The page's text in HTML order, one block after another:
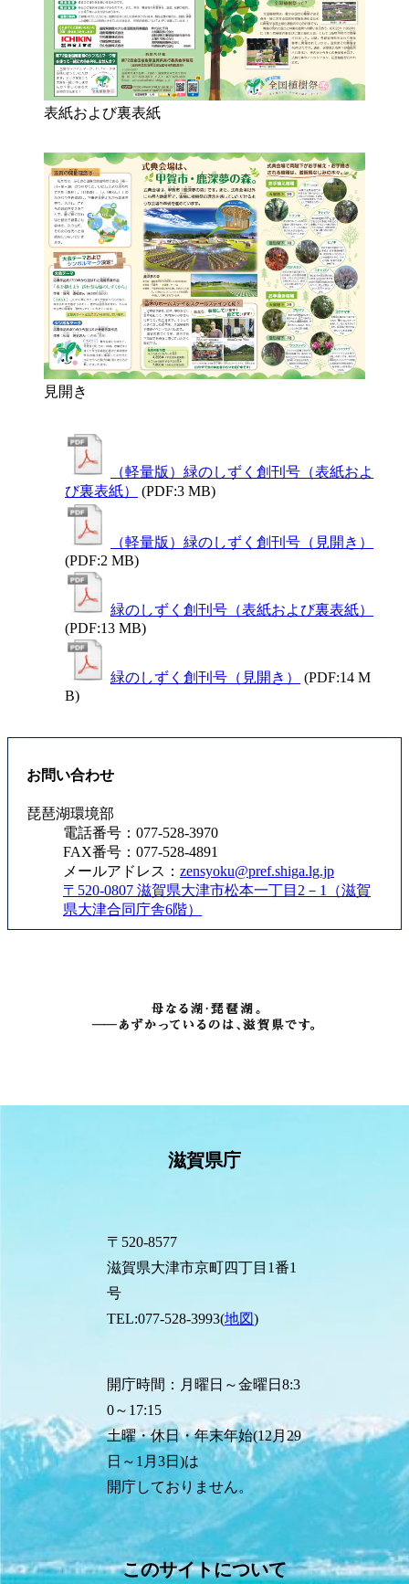
表紙および裏表紙
見開き
（軽量版）緑のしずく創刊号（表紙およ
び裏表紙）
(PDF:3 MB)
（軽量版）緑のしずく創刊号（見開き）
(PDF:2 MB)
緑のしずく創刊号（表紙および裏表紙）
(PDF:13 MB)
緑のしずく創刊号（見開き）
(PDF:14 M
B)
お問い合わせ
琵琶湖環境部
電話番号：077-528-3970
FAX番号：077-528-4891
メールアドレス： zensyoku@pref.shiga.lg.jp
〒520-0807 滋賀県大津市松本一丁目2－1（滋賀
県大津合同庁舎6階）
滋賀県庁
〒520-8577
滋賀県大津市京町四丁目1番1
号
TEL:077-528-3993(地図)
開庁時間：月曜日～金曜日8:3
0～17:15
土曜・休日・年末年始(12月29
日～1月3日)は
開庁しておりません。
このサイトについて